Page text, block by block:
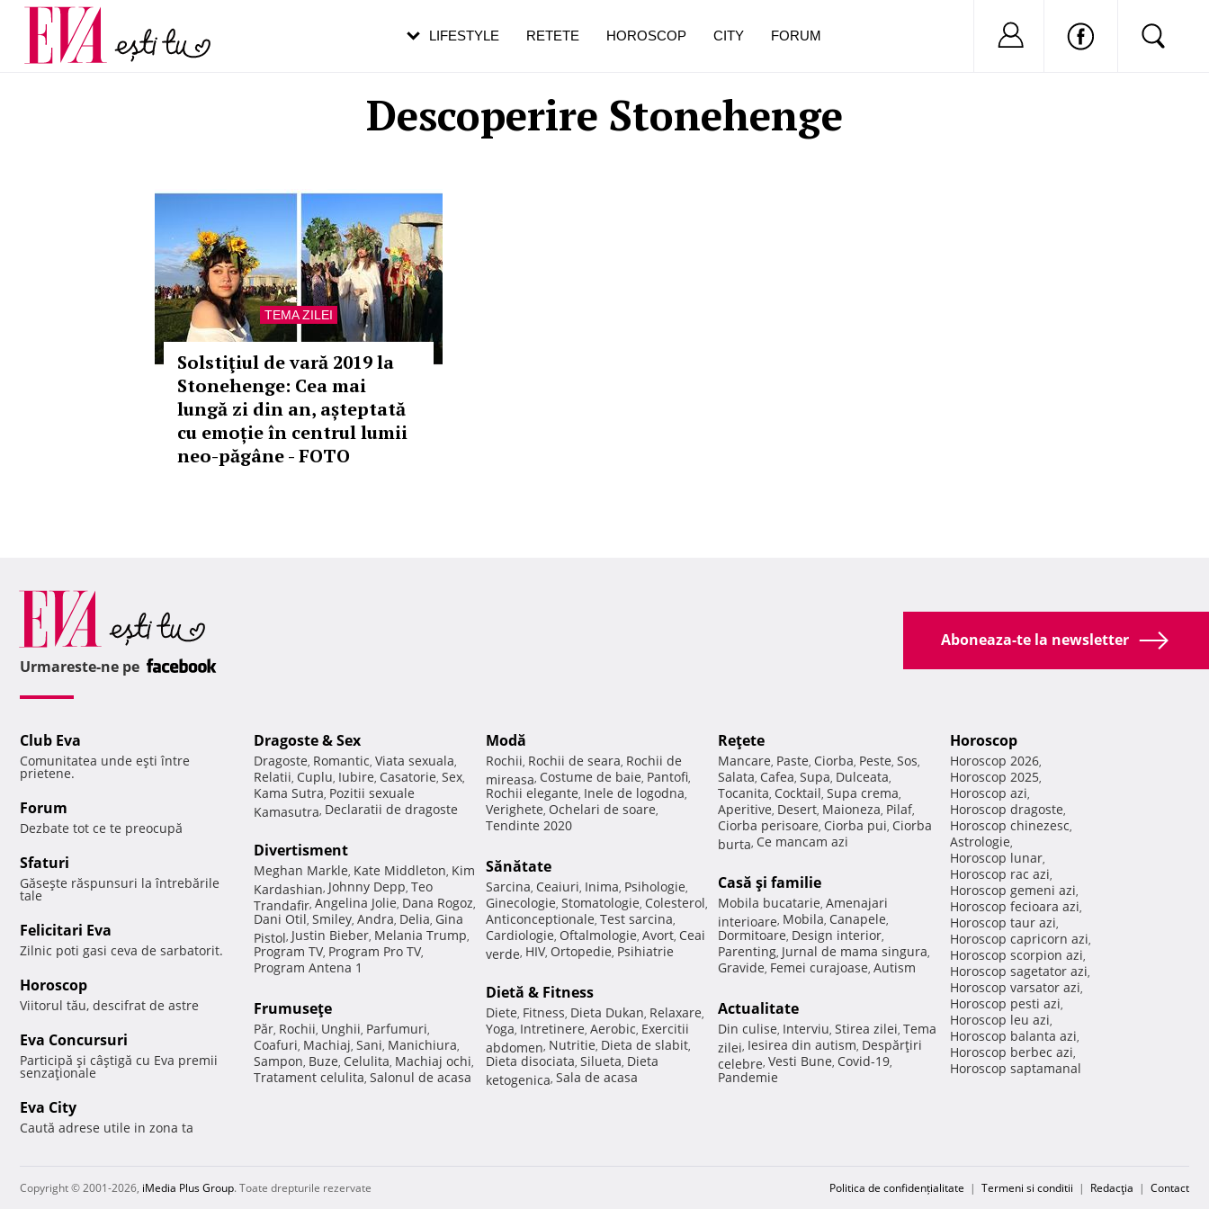
Descoperire Stonehenge
TEMA ZILEI
Solstiţiul de vară 2019 la
Stonehenge: Cea mai
lungă zi din an, așteptată
cu emoție în centrul lumii
neo-păgâne - FOTO
LIFESTYLE RETETE HOROSCOP CITY FORUM Nu ai cont?
Carieră
Actualitate
pe măsură ce înaintezi în vârstă
de dureroasă este investigația
Aboneaza-te la newsletter
Urmareste-ne pe
Club Eva
Comunitatea unde eşti între
prietene.
Forum
Dezbate tot ce te preocupă
Sfaturi
Găseşte răspunsuri la întrebările
tale
Felicitari Eva
Zilnic poti gasi ceva de sarbatorit.
Horoscop
Viitorul tău, descifrat de astre
Eva Concursuri
Participă şi câştigă cu Eva premii
senzaţionale
Eva City
Caută adrese utile in zona ta
Dragoste & Sex
Dragoste, Romantic, Viata sexuala,
Relatii, Cuplu, Iubire, Casatorie, Sex,
Kama Sutra, Pozitii sexuale
Kamasutra, Declaratii de dragoste
Divertisment
Meghan Markle, Kate Middleton, Kim
Kardashian, Johnny Depp, Teo
Trandafir, Angelina Jolie, Dana Rogoz,
Dani Otil, Smiley, Andra, Delia, Gina
Pistol, Justin Bieber, Melania Trump,
Program TV, Program Pro TV,
Program Antena 1
Frumuseţe
Păr, Rochii, Unghii, Parfumuri,
Coafuri, Machiaj, Sani, Manichiura,
Sampon, Buze, Celulita, Machiaj ochi,
Tratament celulita, Salonul de acasa
Modă
Rochii, Rochii de seara, Rochii de
mireasa, Costume de baie, Pantofi,
Rochii elegante, Inele de logodna,
Verighete, Ochelari de soare,
Tendinte 2020
Sănătate
Sarcina, Ceaiuri, Inima, Psihologie,
Ginecologie, Stomatologie, Colesterol,
Anticonceptionale, Test sarcina,
Cardiologie, Oftalmologie, Avort, Ceai
verde, HIV, Ortopedie, Psihiatrie
Dietă & Fitness
Diete, Fitness, Dieta Dukan, Relaxare,
Yoga, Intretinere, Aerobic, Exercitii
abdomen, Nutritie, Dieta de slabit,
Dieta disociata, Silueta, Dieta
ketogenica, Sala de acasa
Reţete
Mancare, Paste, Ciorba, Peste, Sos,
Salata, Cafea, Supa, Dulceata,
Tocanita, Cocktail, Supa crema,
Aperitive, Desert, Maioneza, Pilaf,
Ciorba perisoare, Ciorba pui, Ciorba
burta, Ce mancam azi
Casă şi familie
Mobila bucatarie, Amenajari
interioare, Mobila, Canapele,
Dormitoare, Design interior,
Parenting, Jurnal de mama singura,
Gravide, Femei curajoase, Autism
Actualitate
Din culise, Interviu, Stirea zilei, Tema
zilei, Iesirea din autism, Despărţiri
celebre, Vesti Bune, Covid-19,
Pandemie
Horoscop
Horoscop 2026,
Horoscop 2025,
Horoscop azi,
Horoscop dragoste,
Horoscop chinezesc,
Astrologie,
Horoscop lunar,
Horoscop rac azi,
Horoscop gemeni azi,
Horoscop fecioara azi,
Horoscop taur azi,
Horoscop capricorn azi,
Horoscop scorpion azi,
Horoscop sagetator azi,
Horoscop varsator azi,
Horoscop pesti azi,
Horoscop leu azi,
Horoscop balanta azi,
Horoscop berbec azi,
Horoscop saptamanal
Copyright © 2001-2026, iMedia Plus Group. Toate drepturile rezervate Politica de confidențialitate | Termeni si conditii | Redacţia | Contact